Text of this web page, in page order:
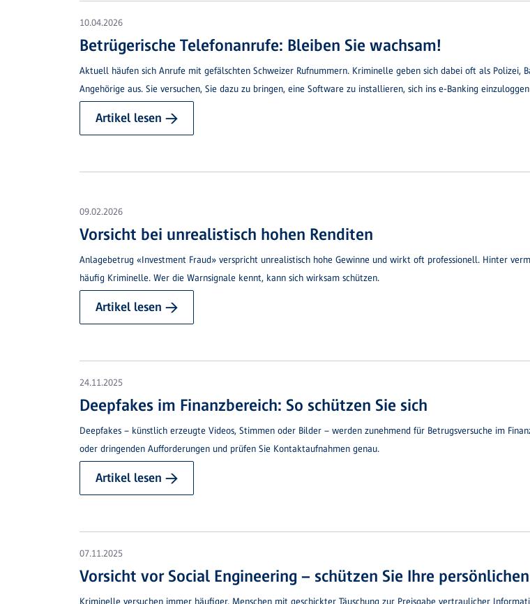
10.04.2026
Betrügerische Telefonanrufe: Bleiben Sie wachsam!
Aktuell häufen sich Anrufe mit gefälschten Schweizer Rufnummern. Kriminelle geben sich dabei oft als Polizei,
Angehörige aus. Sie versuchen, Sie dazu zu bringen, eine Software zu installieren, sich ins e-Banking
Artikel lesen →
09.02.2026
Vorsicht bei unrealistisch hohen Renditen
Anlagebetrug «Investment Fraud» verspricht unrealistisch hohe Gewinne und wirkt oft professionell. Hinter
häufig Kriminelle. Wer die Warnsignale kennt, kann sich wirksam schützen.
Artikel lesen →
24.11.2025
Deepfakes im Finanzbereich: So schützen Sie sich
Deepfakes – künstlich erzeugte Videos, Stimmen oder Bilder – werden zunehmend für Betrugsversuche im
oder dringenden Aufforderungen und prüfen Sie Kontaktaufnahmen genau.
Artikel lesen →
07.11.2025
Vorsicht vor Social Engineering – schützen Sie Ihre
Kriminelle versuchen immer häufiger, Menschen mit geschickter Täuschung zur Preisgabe vertraulicher